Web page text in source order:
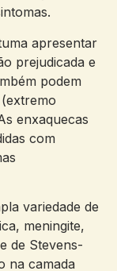
apresentar
prejudicada e
podem
enxaquecas
com
variedade de
meningite,
de Stevens-
na camada